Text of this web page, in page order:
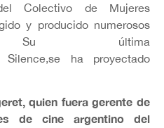
Colectivo de Mujeres
y producido numerosos
Su última
ha proyectado
quien fuera gerente de
de cine argentino del